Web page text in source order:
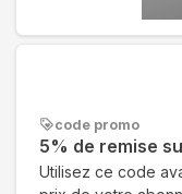
code promo
5% de remise
Utilisez ce code